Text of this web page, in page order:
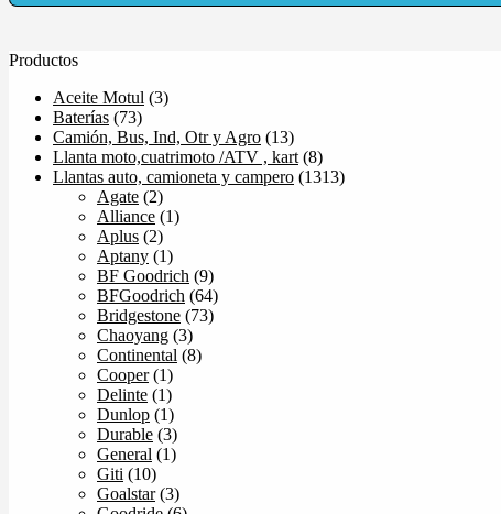
Productos
Aceite Motul (3)
Baterías (73)
Camión, Bus, Ind, Otr y Agro (13)
Llanta moto,cuatrimoto /ATV , kart (8)
Llantas auto, camioneta y campero (1313)
Agate (2)
Alliance (1)
Aplus (2)
Aptany (1)
BF Goodrich (9)
BFGoodrich (64)
Bridgestone (73)
Chaoyang (3)
Continental (8)
Cooper (1)
Delinte (1)
Dunlop (1)
Durable (3)
General (1)
Giti (10)
Goalstar (3)